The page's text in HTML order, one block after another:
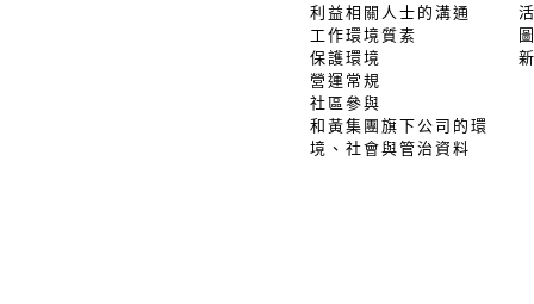
利益相關人士的溝通
工作環境質素
保護環境
營運常規
社區參與
和黃集團旗下公司的環
境、社會與管治資料